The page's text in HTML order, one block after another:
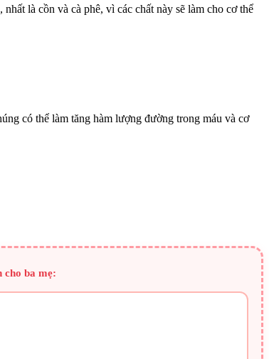
là cồn và cà phê, vì các chất này sẽ làm cho cơ thể
có thể làm tăng hàm lượng đường trong máu và cơ
cho ba mẹ: